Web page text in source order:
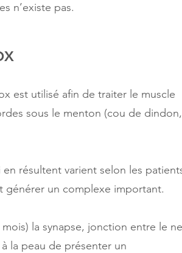
n’existe pas.
est utilisé afin de traiter le muscle
sous le menton (cou de dindon,
résultent varient selon les
générer un complexe important.
la synapse, jonction entre le
la peau de présenter un